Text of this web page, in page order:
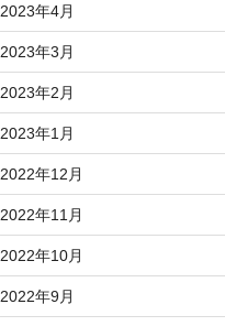
2023年4月
2023年3月
2023年2月
2023年1月
2022年12月
2022年11月
2022年10月
2022年9月